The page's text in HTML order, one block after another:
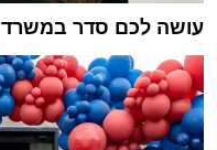
עושה לכם סדר במשרד